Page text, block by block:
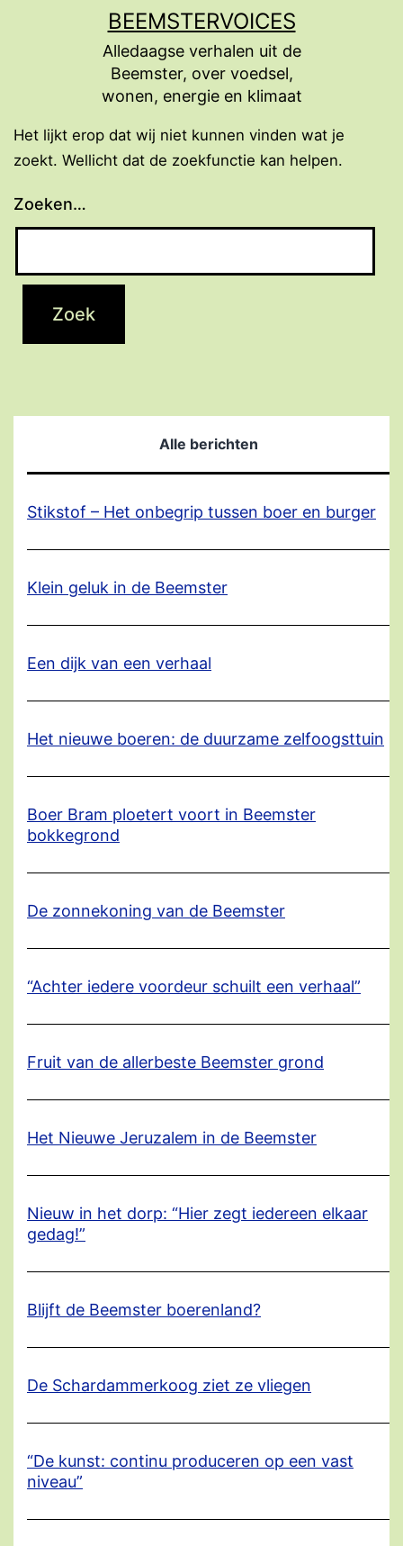
BEEMSTERVOICES
Alledaagse verhalen uit de
Beemster, over voedsel,
wonen, energie en klimaat
Het lijkt erop dat wij niet kunnen vinden wat je
zoekt. Wellicht dat de zoekfunctie kan helpen.
Zoeken…
Alle berichten
Stikstof – Het onbegrip tussen boer en burger
Klein geluk in de Beemster
Een dijk van een verhaal
Het nieuwe boeren: de duurzame zelfoogsttuin
Boer Bram ploetert voort in Beemster
bokkegrond
De zonnekoning van de Beemster
“Achter iedere voordeur schuilt een verhaal”
Fruit van de allerbeste Beemster grond
Het Nieuwe Jeruzalem in de Beemster
Nieuw in het dorp: “Hier zegt iedereen elkaar
gedag!”
Blijft de Beemster boerenland?
De Schardammerkoog ziet ze vliegen
“De kunst: continu produceren op een vast
niveau”